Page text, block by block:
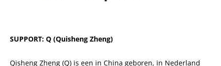
SUPPORT: Q (Quisheng Zheng)
Qisheng Zheng (Q) is een in China geboren, in Nederland